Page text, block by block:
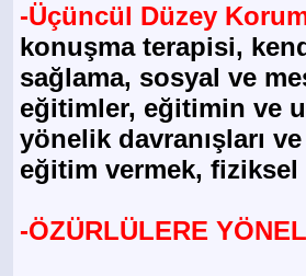
-Üçüncül Düzey
konuşma terapisi,
sağlama, sosyal ve
eğitimler, eğitimin ve
yönelik davranışları
eğitim vermek,
-ÖZÜRLÜLERE